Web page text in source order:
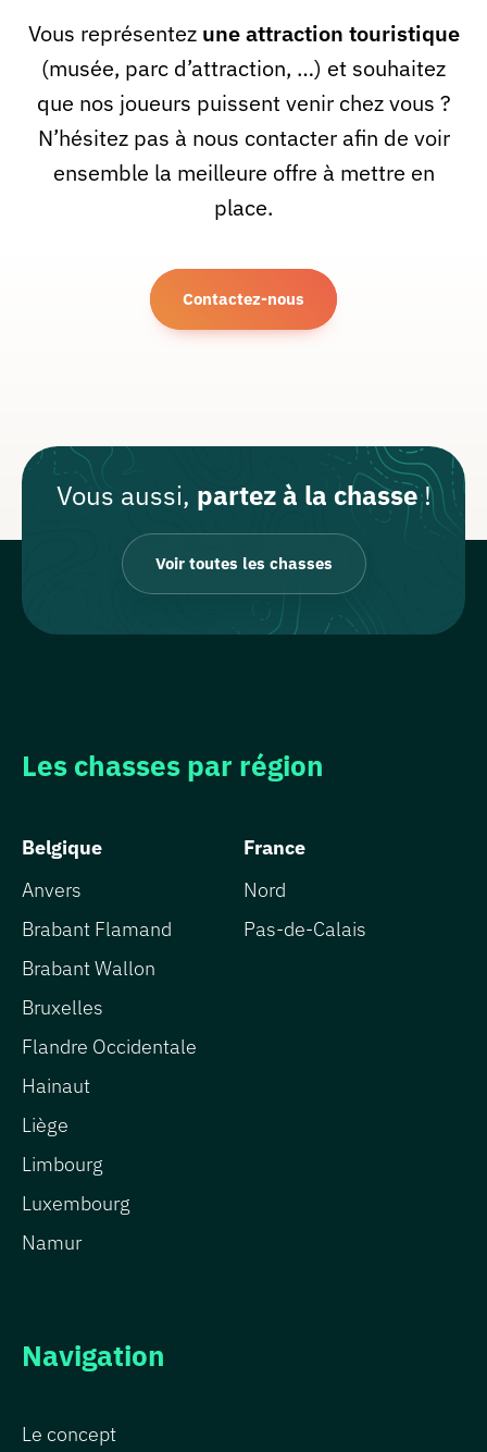
Vous représentez une attraction touristique
(musée, parc d’attraction, …) et souhaitez
que nos joueurs puissent venir chez vous ?
N’hésitez pas à nous contacter afin de voir
ensemble la meilleure offre à mettre en
place.
Contactez-nous
Vous aussi, partez à la chasse!
Voir toutes les chasses
Navigation
Le concept
Les chasses par région
Belgique
Anvers
Brabant Flamand
Brabant Wallon
Bruxelles
Flandre Occidentale
Hainaut
Liège
Limbourg
Luxembourg
Namur
France
Nord
Pas-de-Calais